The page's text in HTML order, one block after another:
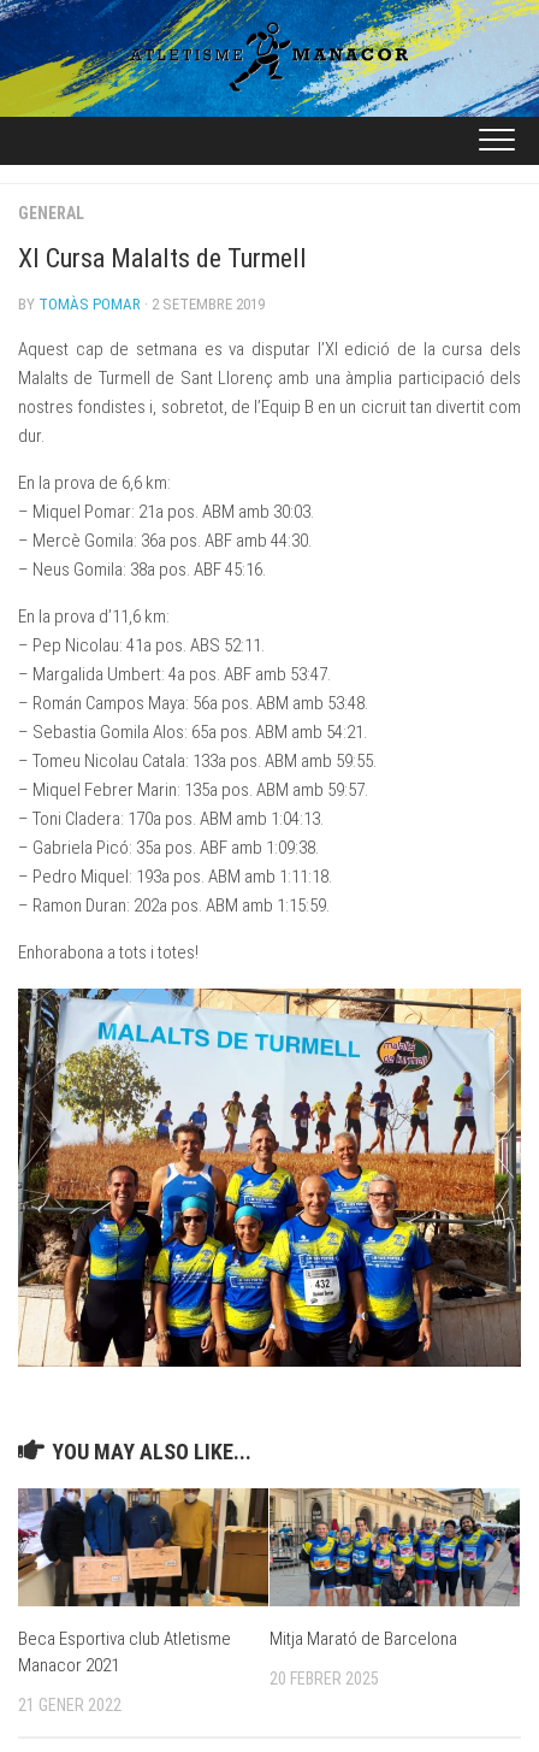
Skip
to
content
GENERAL
XI Cursa Malalts de Turmell
BY TOMÀS POMAR · 2 SETEMBRE 2019
Aquest cap de setmana es va disputar l’XI edició de la cursa dels
Malalts de Turmell de Sant Llorenç amb una àmplia participació dels
nostres fondistes i, sobretot, de l’Equip B en un cicruit tan divertit com
dur.
En la prova de 6,6 km:
– Miquel Pomar: 21a pos. ABM amb 30:03.
– Mercè Gomila: 36a pos. ABF amb 44:30.
– Neus Gomila: 38a pos. ABF 45:16.
En la prova d’11,6 km:
– Pep Nicolau: 41a pos. ABS 52:11.
– Margalida Umbert: 4a pos. ABF amb 53:47.
– Román Campos Maya: 56a pos. ABM amb 53:48.
– Sebastia Gomila Alos: 65a pos. ABM amb 54:21.
– Tomeu Nicolau Catala: 133a pos. ABM amb 59:55.
– Miquel Febrer Marin: 135a pos. ABM amb 59:57.
– Toni Cladera: 170a pos. ABM amb 1:04:13.
– Gabriela Picó: 35a pos. ABF amb 1:09:38.
– Pedro Miquel: 193a pos. ABM amb 1:11:18.
– Ramon Duran: 202a pos. ABM amb 1:15:59.
Enhorabona a tots i totes!
YOU MAY ALSO LIKE...
Beca Esportiva club Atletisme
Manacor 2021
21 GENER 2022
Mitja Marató de Barcelona
20 FEBRER 2025